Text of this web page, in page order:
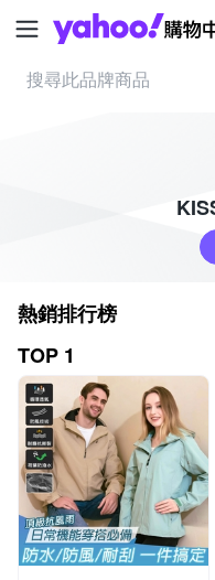
熱銷排行榜
TOP 1